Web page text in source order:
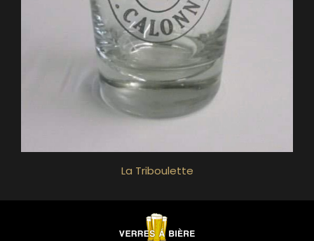
La Triboulette